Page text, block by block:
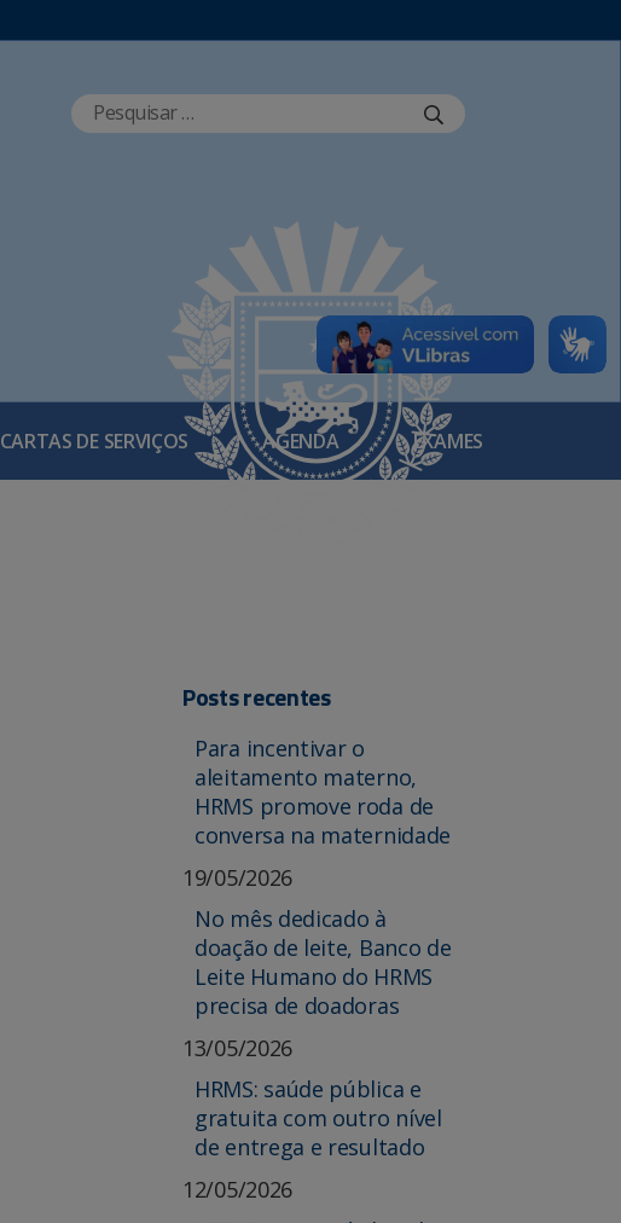
CARTAS DE SERVIÇOS AGENDA EXAMES
Posts recentes
Para incentivar o
aleitamento materno,
HRMS promove roda de
conversa na maternidade
19/05/2026
No mês dedicado à
doação de leite, Banco de
Leite Humano do HRMS
precisa de doadoras
13/05/2026
HRMS: saúde pública e
gratuita com outro nível
de entrega e resultado
12/05/2026